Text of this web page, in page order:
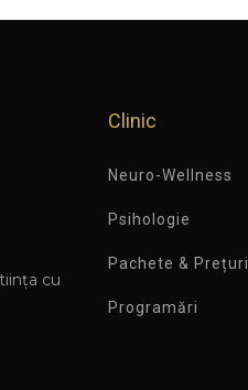
cu
Clinic
Neuro-Wellness
Psihologie
Pachete & Prețuri
Programări